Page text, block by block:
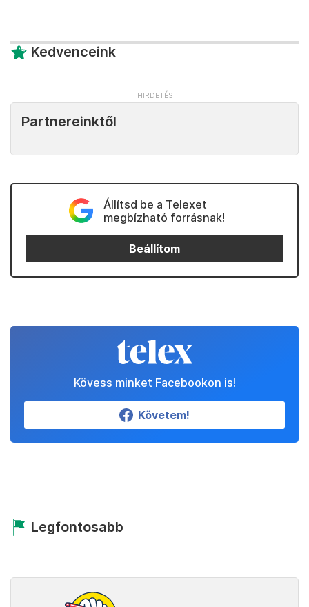
Kedvenceink
Partnereinktől
Állítsd be a Telexet
megbízható forrásnak!
Beállítom
Kövess minket Facebookon is!
Követem!
Legfontosabb